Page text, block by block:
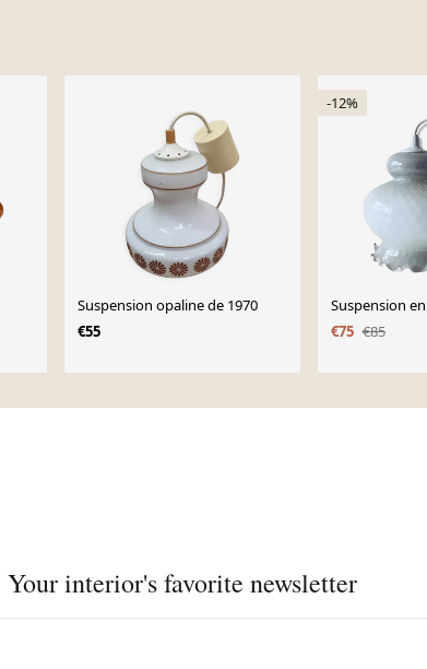
Suspension opaline de 1970
€55
-12%
Suspension
€75 €85
Your interior's favorite newsletter